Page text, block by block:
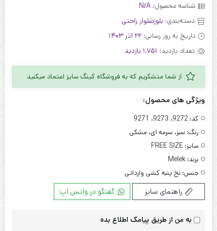
شناسه محصول: N/A
دسته‌بندی: بلوز‌شلوار راحتی
تاریخ به روز رسانی: 22 آذر 1403
تعداد بازدید: 1,751 بازدید
از شما متشکریم که به فروشگاه کینگ سایز اعتماد میکنید
ویژگی های محصول:
کد: 9272، 9273، 9271
رنگ: سبز، سرمه ای، مشکی
سایز: FREE SIZE
برند: Melek
جنس: نخ پنبه کشی وارداتی
راهنمای سایز گفتگو در واتس آپ
به من از طریق پیامک اطلاع بده